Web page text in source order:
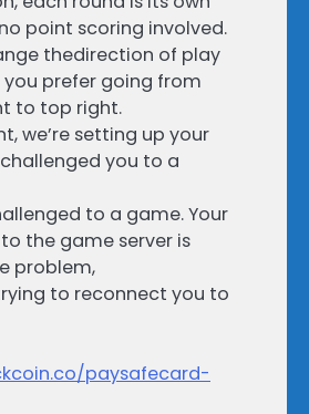
point scoring involved.
thedirection of play
you prefer going from
to top right.
we’re setting up your
you to a
to a game. Your
the game server is
problem,
to reconnect you to
paysafecard-